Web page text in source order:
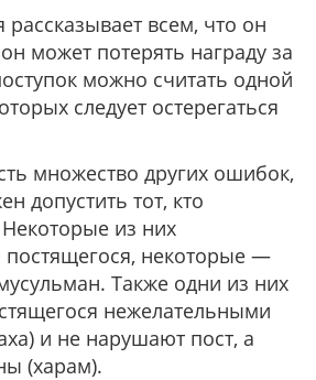
всем, что он
может потерять награду за
можно считать одной
следует остерегаться
множество других ошибок,
допустить тот, кто
из них
некоторые —
Также одни из них
нежелательными
и не нарушают пост, а
(харам).